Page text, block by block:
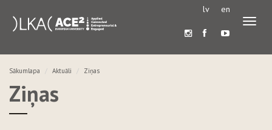
lv en
Sākumlapa Aktuāli Ziņas
Ziņas